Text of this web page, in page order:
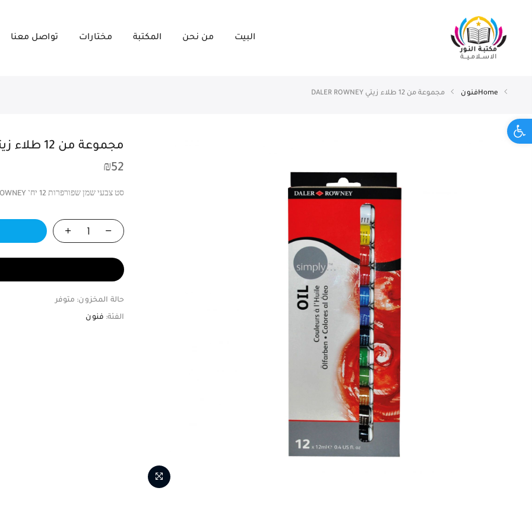
Open toolbar
البيت من نحن المكتبة مختارات تواصل معنا
Homeفنون مجموعة من 12 طلاء زيتي DALER ROWNEY
مجموعة من 12 طلاء زيتي DALER ROWNEY
₪52
סט צבעי שמן שפורפרות 12 יח’ DALER ROWNEY
حالة المخزون: متوفر
الفئة: فنون